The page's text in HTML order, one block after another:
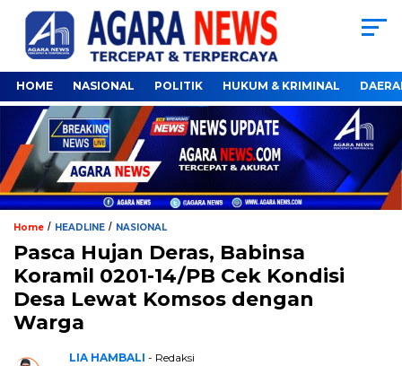
HOME NASIONAL POLITIK HUKUM & KRIMINAL
Home / HEADLINE / NASIONAL
Pasca Hujan Deras, Babinsa
Koramil 0201-14/PB Cek Kondisi
Desa Lewat Komsos dengan
Warga
LIA HAMBALI - Redaksi